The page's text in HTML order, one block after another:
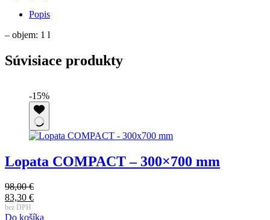
Popis
– objem: 1 l
Súvisiace produkty
-15%
Lopata COMPACT – 300×700 mm
98,00€
Pôvodná
cena
83,30 €
Aktuálna
bez DPH
Do košíka